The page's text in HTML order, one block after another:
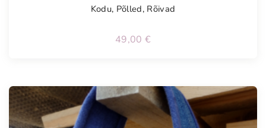
Kodu, Põlled, Rõivad
49,00 €